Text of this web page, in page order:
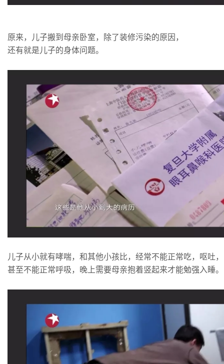
原来，儿子搬到母亲卧室，除了装修污染的原因，
还有就是儿子的身体问题。
儿子从小就有哮喘，和其他小孩比，经常不能正常吃，呕吐，
甚至不能正常呼吸，晚上需要母亲抱着竖起来才能勉强入睡。